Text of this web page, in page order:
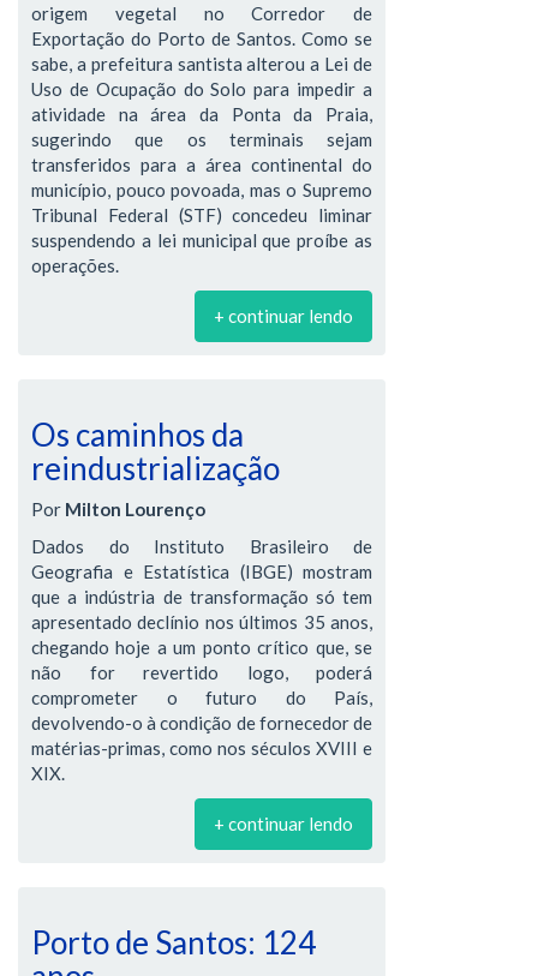
origem vegetal no Corredor de
Exportação do Porto de Santos. Como se
sabe, a prefeitura santista alterou a Lei de
Uso de Ocupação do Solo para impedir a
atividade na área da Ponta da Praia,
sugerindo que os terminais sejam
transferidos para a área continental do
município, pouco povoada, mas o Supremo
Tribunal Federal (STF) concedeu liminar
suspendendo a lei municipal que proíbe as
operações.
+ continuar lendo
Os caminhos da
reindustrialização
Por Milton Lourenço
Dados do Instituto Brasileiro de
Geografia e Estatística (IBGE) mostram
que a indústria de transformação só tem
apresentado declínio nos últimos 35 anos,
chegando hoje a um ponto crítico que, se
não for revertido logo, poderá
comprometer o futuro do País,
devolvendo-o à condição de fornecedor de
matérias-primas, como nos séculos XVIII e
XIX.
+ continuar lendo
Porto de Santos: 124